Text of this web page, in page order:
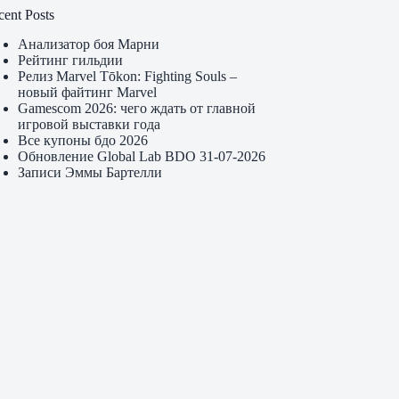
Posts
Анализатор боя Марни
Рейтинг гильдии
Релиз Marvel Tōkon: Fighting Souls –
новый файтинг Marvel
Gamescom 2026: чего ждать от главной
игровой выставки года
Все купоны бдо 2026
Обновление Global Lab BDO 31-07-2026
Записи Эммы Бартелли